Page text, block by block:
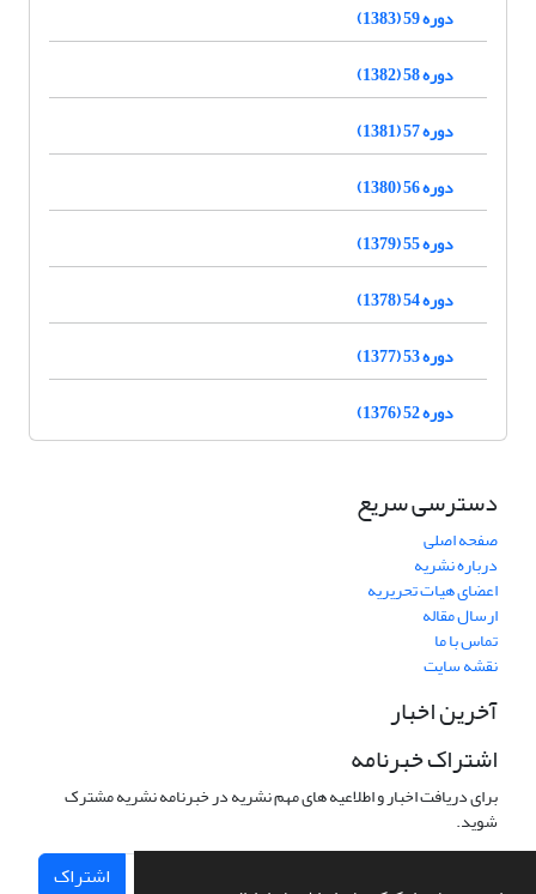
دوره 59 (1383)
دوره 58 (1382)
دوره 57 (1381)
دوره 56 (1380)
دوره 55 (1379)
دوره 54 (1378)
دوره 53 (1377)
دوره 52 (1376)
دسترسی سریع
صفحه اصلی
درباره نشریه
اعضای هیات تحریریه
ارسال مقاله
تماس با ما
نقشه سایت
آخرین اخبار
اشتراک خبرنامه
برای دریافت اخبار و اطلاعیه های مهم نشریه در خبرنامه نشریه مشترک
شوید.
اشتراک